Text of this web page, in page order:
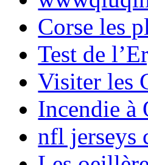
Corse les
Test de
Visiter les
Incendie à
nfl jerseys